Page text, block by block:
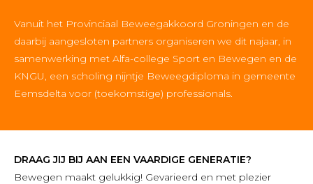
Vanuit het Provinciaal Beweegakkoord Groningen en de
daarbij aangesloten partners organiseren we dit najaar, in
samenwerking met Alfa-college Sport en Bewegen en de
KNGU, een scholing nijntje Beweegdiploma in gemeente
Eemsdelta voor (toekomstige) professionals.
DRAAG JIJ BIJ AAN EEN VAARDIGE GENERATIE?
Bewegen maakt gelukkig! Gevarieerd en met plezier